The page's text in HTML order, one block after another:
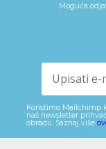
Moguća
Koristimo Mailchimp
naš newsletter
obradu. Saznaj više